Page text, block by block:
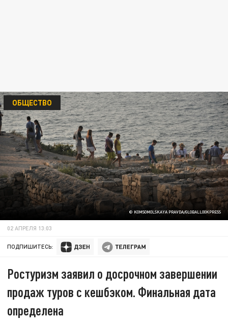
© KOMSOMOLSKAYA PRAVDA/GLOBALLOOKPRESS
ОБЩЕСТВО
02 АПРЕЛЯ 13:03
ПОДПИШИТЕСЬ:
Ростуризм заявил о досрочном завершении
продаж туров с кешбэком. Финальная дата
определена